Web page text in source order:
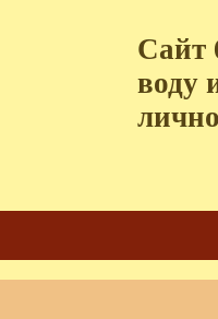
Сайт
воду